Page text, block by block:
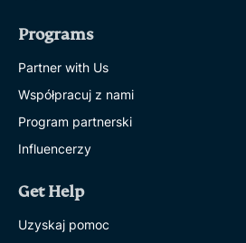
Programs
Partner with Us
Współpracuj z nami
Program partnerski
Influencerzy
Get Help
Uzyskaj pomoc